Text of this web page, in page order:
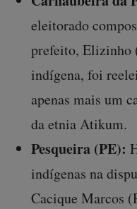
eleitorado
prefeito, Elizinho
indígena, foi
apenas mais um
da etnia Atikum.
Pesqueira (PE):
indígenas na
Cacique Marcos